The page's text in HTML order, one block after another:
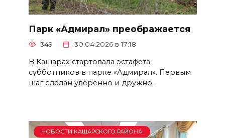
Парк «Адмирал» преображается
349 30.04.2026 в 17:18
В Кашарах стартовала эстафета
субботников в парке «Адмирал». Первым
шаг сделан уверенно и дружно.
НОВОСТИ КАШАРСКОГО РАЙОНА